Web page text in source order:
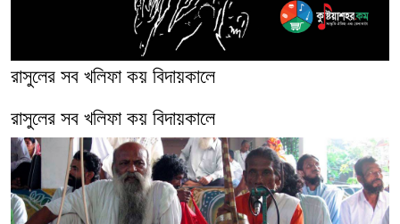
রাসুলের সব খলিফা কয় বিদায়কালে
রাসুলের সব খলিফা কয় বিদায়কালে